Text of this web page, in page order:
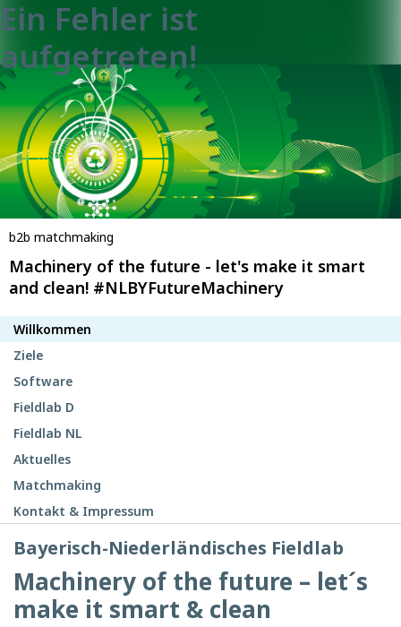
Ein Fehler ist
aufgetreten!
b2b matchmaking
Machinery of the future - let's make it smart
and clean! #NLBYFutureMachinery
Willkommen
Ziele
Software
Fieldlab D
Fieldlab NL
Aktuelles
Matchmaking
Kontakt & Impressum
Bayerisch-Niederländisches Fieldlab
Machinery of the future – let´s
make it smart & clean